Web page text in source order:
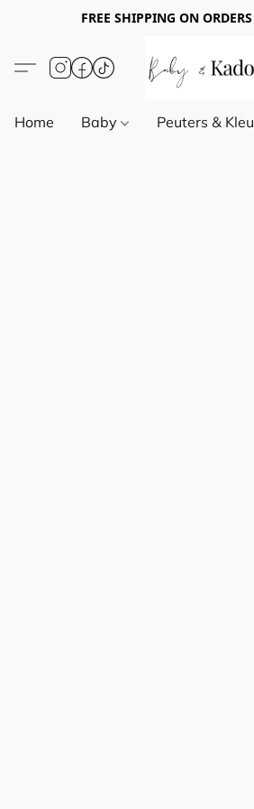
FREE SHIPPING ON
Home Baby Peuters &